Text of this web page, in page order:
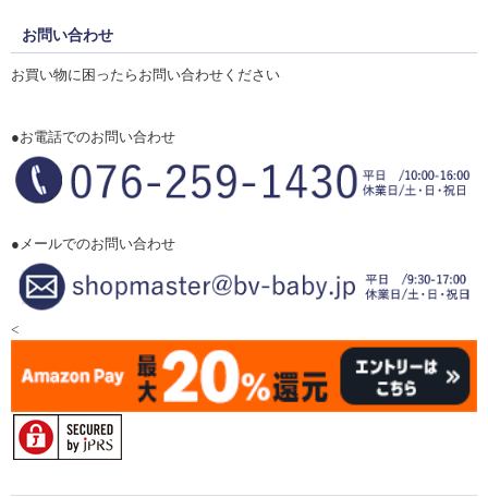
お問い合わせ
お買い物に困ったらお問い合わせください
●お電話でのお問い合わせ
●メールでのお問い合わせ
<